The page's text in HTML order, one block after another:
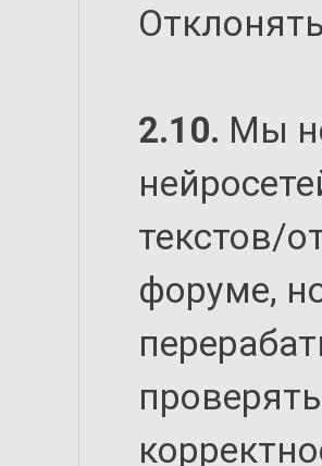
2.10. Мы
текстов/
форуме,